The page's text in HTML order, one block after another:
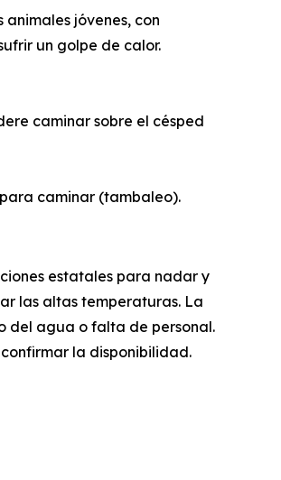
jóvenes, con
un golpe de calor.
caminar sobre el césped
caminar (tambaleo).
estatales para nadar y
las altas temperaturas. La
del agua o falta de personal.
la disponibilidad.